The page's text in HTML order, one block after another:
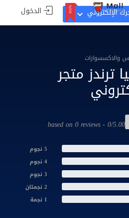
الإلكتروني جديد الدخول
والاكسسوارات
ترندز متجر
0/5.00 - based on 0 reviews
5 نجوم
4 نجوم
3 نجوم
2 نجمتان
1 نجمة